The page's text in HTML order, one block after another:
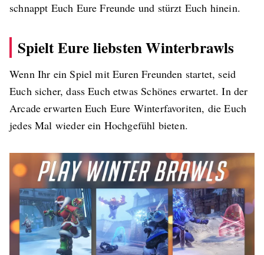
schnappt Euch Eure Freunde und stürzt Euch hinein.
Spielt Eure liebsten Winterbrawls
Wenn Ihr ein Spiel mit Euren Freunden startet, seid
Euch sicher, dass Euch etwas Schönes erwartet. In der
Arcade erwarten Euch Eure Winterfavoriten, die Euch
jedes Mal wieder ein Hochgefühl bieten.